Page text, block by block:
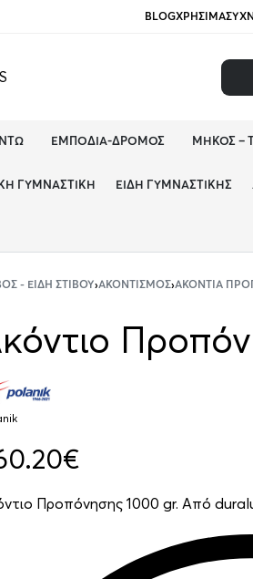
BLOGΧΡΉΣΙΜΑ
ΕΜΠΌΔΙΑ-ΔΡΌΜΟΣ ΜΉΚΟΣ –
ΓΥΜΝΑΣΤΙΚΉ ΕΊΔΗ ΓΥΜΝΑΣΤΙΚΉΣ
- ΕΊΔΗ ΣΤΊΒΟΥ›ΑΚΟΝΤΙΣΜΌΣ›ΑΚΌΝΤΙΑ
€
Προπόνησης 1000 gr. Από